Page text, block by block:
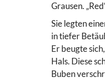
Grausen.
Sie legten
in tiefer
Er beugte
Hals. Diese
Buben